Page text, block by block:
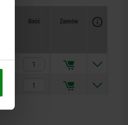
Ilość Zamów